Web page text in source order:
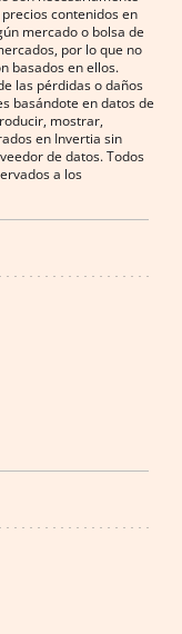
contenidos en
mercado o bolsa de
por lo que no
basados en ellos.
las pérdidas o daños
basándote en datos de
mostrar,
en Invertia sin
de datos. Todos
a los